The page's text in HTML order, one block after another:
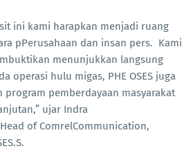
ini kami harapkan menjadi ruang
pPerusahaan dan insan pers. Kami
menunjukkan langsung
operasi hulu migas, PHE OSES juga
program pemberdayaan masyarakat
ujar Indra
of ComrelCommunication,